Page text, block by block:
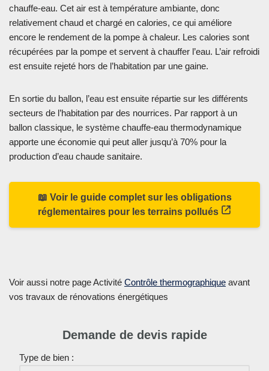
chauffe-eau. Cet air est à température ambiante, donc
relativement chaud et chargé en calories, ce qui améliore
encore le rendement de la pompe à chaleur. Les calories sont
récupérées par la pompe et servent à chauffer l’eau. L’air refroidi
est ensuite rejeté hors de l’habitation par une gaine.
En sortie du ballon, l’eau est ensuite répartie sur les différents
secteurs de l’habitation par des nourrices. Par rapport à un
ballon classique, le système chauffe-eau thermodynamique
apporte une économie qui peut aller jusqu’à 70% pour la
production d’eau chaude sanitaire.
📖 Voir le guide complet sur les obligations
réglementaires pour les terrains pollués
Voir aussi notre page Activité Contrôle thermographique avant
vos travaux de rénovations énergétiques
Demande de devis rapide
Type de bien :